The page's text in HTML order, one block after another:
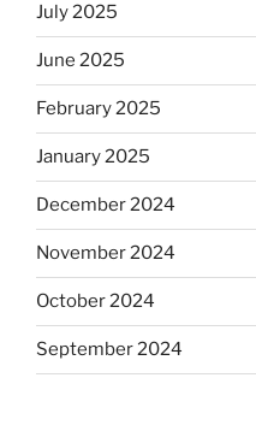
July 2025
June 2025
February 2025
January 2025
December 2024
November 2024
October 2024
September 2024